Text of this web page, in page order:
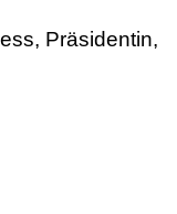
Präsidentin,